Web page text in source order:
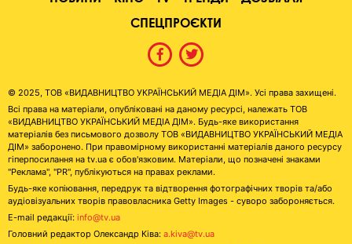
СПЕЦПРОЄКТИ
© 2025, ТОВ «ВИДАВНИЦТВО УКРАЇНСЬКИЙ МЕДІА ДІМ». Усі права захищені.
Всі права на матеріали, опубліковані на даному ресурсі, належать ТОВ
«ВИДАВНИЦТВО УКРАЇНСЬКИЙ МЕДІА ДІМ». Будь-яке використання
матеріалів без письмового дозволу ТОВ «ВИДАВНИЦТВО УКРАЇНСЬКИЙ МЕДІА
ДІМ» заборонено. При правомірному використанні матеріалів даного ресурсу
гіперпосилання на tv.ua є обов'язковим. Матеріали, що позначені знаками
"Реклама", "PR", публікуються на правах реклами.
Будь-яке копіювання, передрук та відтворення фотографічних творів та/або
аудіовізуальних творів правовласника Getty Images - суворо забороняється.
E-mail редакції: info@tv.ua
Головний редактор Олександр Ківа: a.kiva@tv.ua